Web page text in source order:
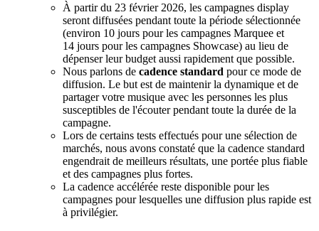
À partir du 23 février 2026, les campagnes display
seront diffusées pendant toute la période sélectionnée
(environ 10 jours pour les campagnes Marquee et
14 jours pour les campagnes Showcase) au lieu de
dépenser leur budget aussi rapidement que possible.
Nous parlons de cadence standard pour ce mode de
diffusion. Le but est de maintenir la dynamique et de
partager votre musique avec les personnes les plus
susceptibles de l'écouter pendant toute la durée de la
campagne.
Lors de certains tests effectués pour une sélection de
marchés, nous avons constaté que la cadence standard
engendrait de meilleurs résultats, une portée plus fiable
et des campagnes plus fortes.
La cadence accélérée reste disponible pour les
campagnes pour lesquelles une diffusion plus rapide est
à privilégier.